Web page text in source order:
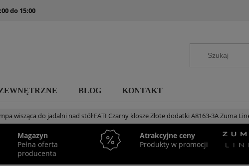
do 15:00
BLOG KONTAKT
wisząca do jadalni nad stół FATI Czarny klosze Złote dodatki A8163-3A Zuma
Magazyn
Pełna oferta
producenta
Atrakcyjne ceny
Produkty w promocji